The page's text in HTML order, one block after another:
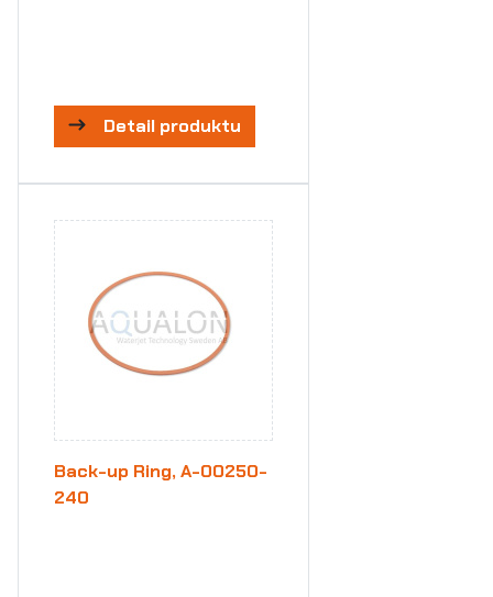
Detail produktu
Back-up Ring, A-00250-
240